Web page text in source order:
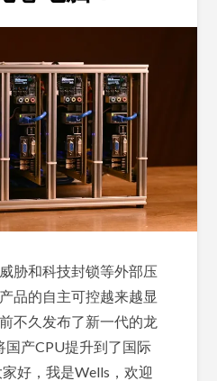
胁和科技封锁等外部压
品的自主可控越来越显
不久发布了新一代的龙
产CPU提升到了国际
好，我是Wells，欢迎